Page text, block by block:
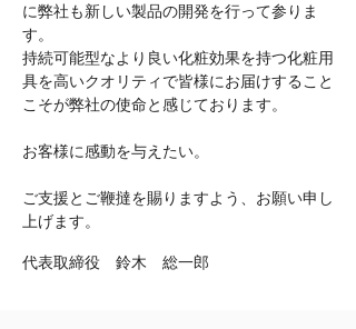
に弊社も新しい製品の開発を行って参りま
す。
持続可能型なより良い化粧効果を持つ化粧用
具を高いクオリティで皆様にお届けすること
こそが弊社の使命と感じております。
お客様に感動を与えたい。
ご支援とご鞭撻を賜りますよう、お願い申し
上げます。
代表取締役 鈴木 総一郎